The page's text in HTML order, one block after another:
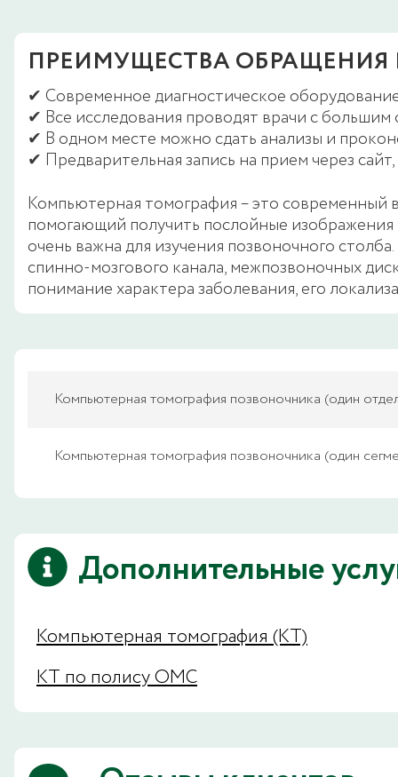
ПРЕИМУЩЕСТВА ОБРАЩЕНИЯ
✔ Современное диагностическое
✔ Все исследования проводят врачи с большим
✔ В одном месте можно сдать анализы и
✔ Предварительная запись на прием через
Компьютерная томография – это современный
помогающий получить послойные изображения
очень важна для изучения позвоночного
спинно-мозгового канала, межпозвоночных
понимание характера заболевания, его
Компьютерная томография позвоночника (один
Компьютерная томография позвоночника (один
Дополнительные
Компьютерная томография (КТ)
КТ по полису ОМС